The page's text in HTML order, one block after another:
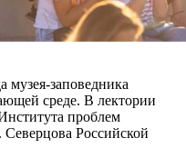
музея-заповедника
среде. В лектории
проблем
Российской